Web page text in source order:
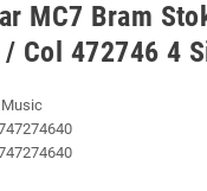
‎‎MC7 Bram
/ Col 472746 4